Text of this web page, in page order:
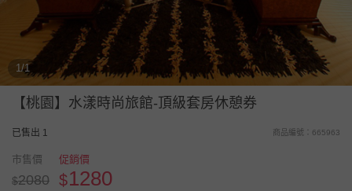
1/1
【桃園】水漾時尚旅館-頂級套房休憩券
已售出 1 商品編號：665963
市售價
$2080
促銷價
$1280